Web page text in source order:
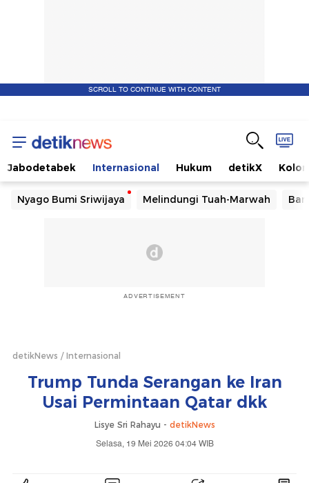
SCROLL TO CONTINUE WITH CONTENT
Jabodetabek Internasional Hukum detikX
Nyago Bumi Sriwijaya Melindungi Tuah-Marwah
ADVERTISEMENT
detikNews Internasional
Trump Tunda Serangan ke Iran
Usai Permintaan Qatar dkk
Lisye Sri Rahayu - detikNews
Selasa, 19 Mei 2026 04:04 WIB